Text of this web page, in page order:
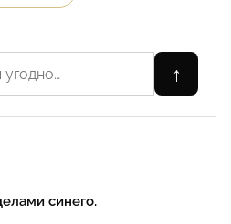
↑
синего.